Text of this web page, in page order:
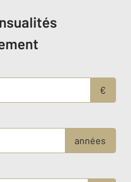
€
années